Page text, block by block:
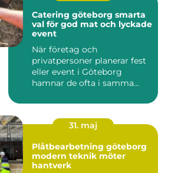
Catering göteborg smarta
val för god mat och lyckade
event
När företag och
privatpersoner planerar fest
eller event i Göteborg
hamnar de ofta i samma
31. maj
Plåtbearbetning göteborg
modern teknik möter
hantverk